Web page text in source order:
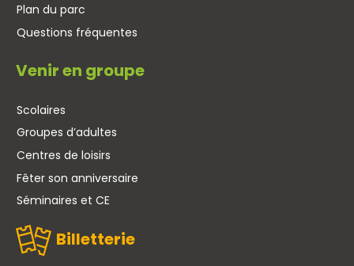
Plan du parc
Questions fréquentes
Venir en groupe
Scolaires
Groupes d’adultes
Centres de loisirs
Fêter son anniversaire
Séminaires et CE
Billetterie